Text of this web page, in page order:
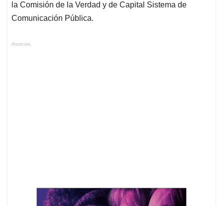
la Comisión de la Verdad y de Capital Sistema de
Comunicación Pública.
Anuncios.